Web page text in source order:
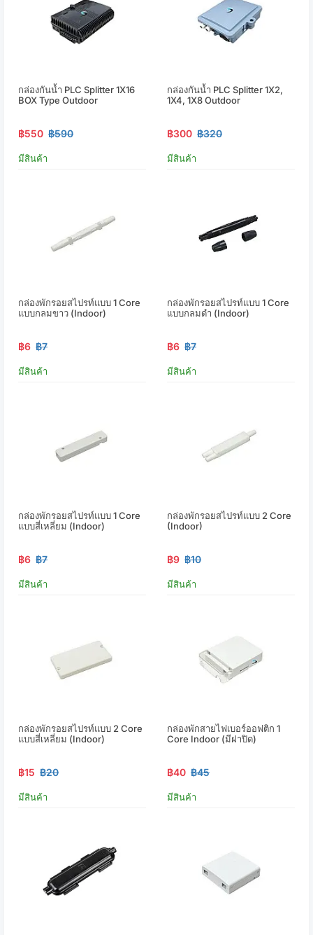
กล่องกันน้ำ PLC Splitter 1X16
BOX Type Outdoor
฿550 ฿590
มีสินค้า
กล่องกันน้ำ PLC Splitter 1X2,
1X4, 1X8 Outdoor
฿300 ฿320
มีสินค้า
กล่องพักรอยสไปรท์แบบ 1 Core
แบบกลมขาว (Indoor)
฿6 ฿7
มีสินค้า
กล่องพักรอยสไปรท์แบบ 1 Core
แบบกลมดำ (Indoor)
฿6 ฿7
มีสินค้า
กล่องพักรอยสไปรท์แบบ 1 Core
แบบสี่เหลี่ยม (Indoor)
฿6 ฿7
มีสินค้า
กล่องพักรอยสไปรท์แบบ 2 Core
(Indoor)
฿9 ฿10
มีสินค้า
กล่องพักรอยสไปรท์แบบ 2 Core
แบบสี่เหลี่ยม (Indoor)
฿15 ฿20
มีสินค้า
กล่องพักสายไฟเบอร์ออฟติก 1
Core Indoor (มีฝาปิด)
฿40 ฿45
มีสินค้า